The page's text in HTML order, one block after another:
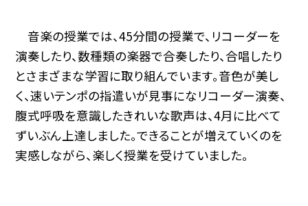
音楽の授業では、45分間の授業で、リコーダーを
演奏したり、数種類の楽器で合奏したり、合唱したり
とさまざまな学習に取り組んでいます。音色が美し
く、速いテンポの指遣いが見事になリコーダー演奏、
腹式呼吸を意識したきれいな歌声は、4月に比べて
ずいぶん上達しました。できることが増えていくのを
実感しながら、楽しく授業を受けていました。